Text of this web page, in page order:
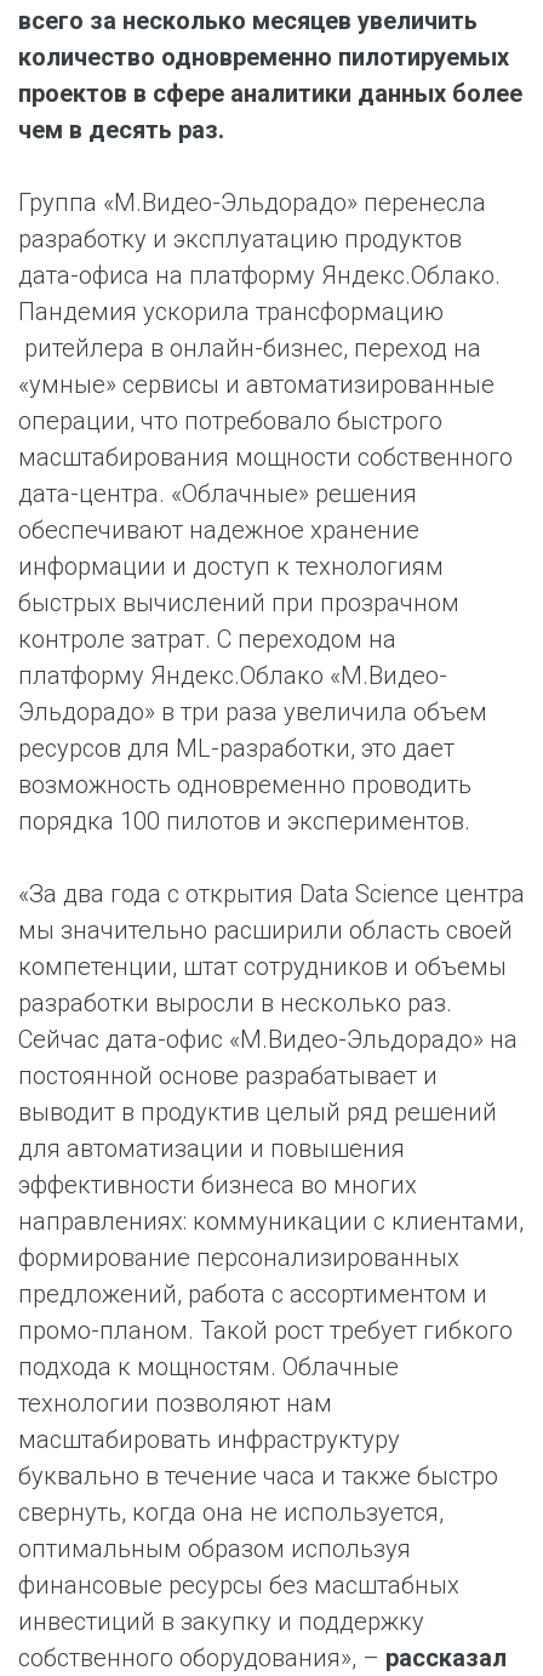
всего за несколько месяцев увеличить
количество одновременно пилотируемых
проектов в сфере аналитики данных более
чем в десять раз.
Группа «М.Видео-Эльдорадо» перенесла
разработку и эксплуатацию продуктов
дата-офиса на платформу Яндекс.Облако.
Пандемия ускорила трансформацию
ритейлера в онлайн-бизнес, переход на
«умные» сервисы и автоматизированные
операции, что потребовало быстрого
масштабирования мощности собственного
дата-центра. «Облачные» решения
обеспечивают надежное хранение
информации и доступ к технологиям
быстрых вычислений при прозрачном
контроле затрат. С переходом на
платформу Яндекс.Облако «М.Видео-
Эльдорадо» в три раза увеличила объем
ресурсов для ML-разработки, это дает
возможность одновременно проводить
порядка 100 пилотов и экспериментов.
«За два года с открытия Data Science центра
мы значительно расширили область своей
компетенции, штат сотрудников и объемы
разработки выросли в несколько раз.
Сейчас дата-офис «М.Видео-Эльдорадо» на
постоянной основе разрабатывает и
выводит в продуктив целый ряд решений
для автоматизации и повышения
эффективности бизнеса во многих
направлениях: коммуникации с клиентами,
формирование персонализированных
предложений, работа с ассортиментом и
промо-планом. Такой рост требует гибкого
подхода к мощностям. Облачные
технологии позволяют нам
масштабировать инфраструктуру
буквально в течение часа и также быстро
свернуть, когда она не используется,
оптимальным образом используя
финансовые ресурсы без масштабных
инвестиций в закупку и поддержку
собственного оборудования», – рассказал